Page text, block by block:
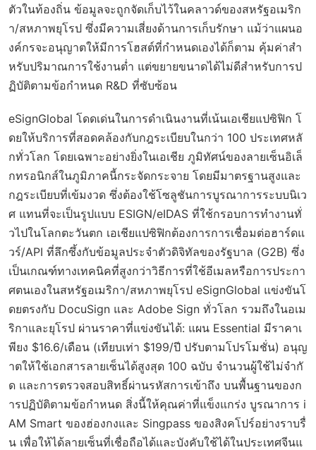
ตัวในท้องถิ่น ข้อมูลจะถูกจัดเก็บไว้ในคลาวด์ของสหรัฐอเมริก
า/สหภาพยุโรป ซึ่งมีความเสี่ยงด้านการเก็บรักษา แม้ว่าแผนอ
งค์กรจะอนุญาตให้มีการโฮสต์ที่กำหนดเองได้ก็ตาม คุ้มค่าสำ
หรับปริมาณการใช้งานต่ำ แต่ขยายขนาดได้ไม่ดีสำหรับการป
ฏิบัติตามข้อกำหนด R&D ที่ซับซ้อน
eSignGlobal โดดเด่นในการดำเนินงานที่เน้นเอเชียแปซิฟิก โ
ดยให้บริการที่สอดคล้องกับกฎระเบียบในกว่า 100 ประเทศหลั
กทั่วโลก โดยเฉพาะอย่างยิ่งในเอเชีย ภูมิทัศน์ของลายเซ็นอิเล็
กทรอนิกส์ในภูมิภาคนี้กระจัดกระจาย โดยมีมาตรฐานสูงและ
กฎระเบียบที่เข้มงวด ซึ่งต้องใช้โซลูชันการบูรณาการระบบนิเว
ศ แทนที่จะเป็นรูปแบบ ESIGN/eIDAS ที่ใช้กรอบการทำงานทั่
วไปในโลกตะวันตก เอเชียแปซิฟิกต้องการการเชื่อมต่อฮาร์ดแ
วร์/API ที่ลึกซึ้งกับข้อมูลประจำตัวดิจิทัลของรัฐบาล (G2B) ซึ่ง
เป็นเกณฑ์ทางเทคนิคที่สูงกว่าวิธีการที่ใช้อีเมลหรือการประกา
ศตนเองในสหรัฐอเมริกา/สหภาพยุโรป eSignGlobal แข่งขันโ
ดยตรงกับ DocuSign และ Adobe Sign ทั่วโลก รวมถึงในอเม
ริกาและยุโรป ผ่านราคาที่แข่งขันได้: แผน Essential มีราคาเ
พียง $16.6/เดือน (เทียบเท่า $199/ปี ปรับตามโปรโมชั่น) อนุญ
าตให้ใช้เอกสารลายเซ็นได้สูงสุด 100 ฉบับ จำนวนผู้ใช้ไม่จำกั
ด และการตรวจสอบสิทธิ์ผ่านรหัสการเข้าถึง บนพื้นฐานของก
ารปฏิบัติตามข้อกำหนด สิ่งนี้ให้คุณค่าที่แข็งแกร่ง บูรณาการ i
AM Smart ของฮ่องกงและ Singpass ของสิงคโปร์อย่างราบรื่
น เพื่อให้ได้ลายเซ็นที่เชื่อถือได้และบังคับใช้ได้ในประเทศจีนแ